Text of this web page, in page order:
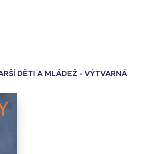
DĚTI A MLÁDEŽ - VÝTVARNÁ